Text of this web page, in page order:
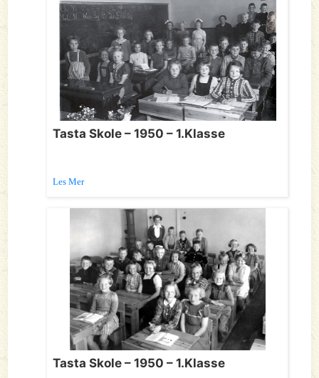
Tasta Skole – 1950 – 1.Klasse
Les Mer
Tasta Skole – 1950 – 1.Klasse